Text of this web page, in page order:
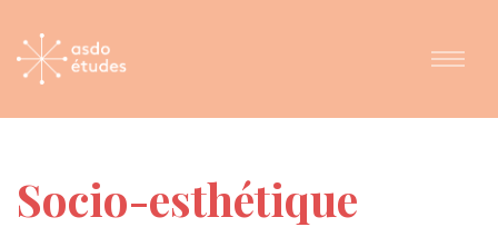
Socio-esthétique